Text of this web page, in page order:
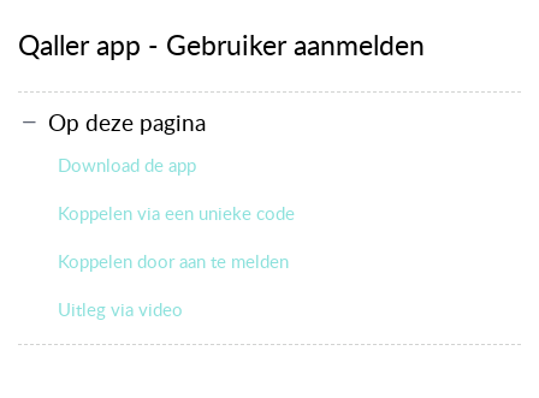
Qaller app - Gebruiker aanmelden
Op deze pagina
Download de app
Koppelen via een unieke code
Koppelen door aan te melden
Uitleg via video